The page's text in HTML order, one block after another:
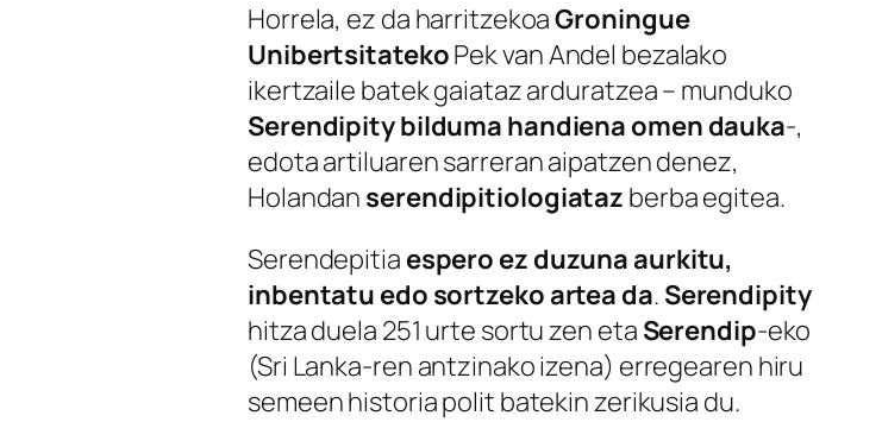
Horrela, ez da harritzekoaGroningue
UnibertsitatekoPek van Andel bezalako
ikertzaile batek gaiataz arduratzea – munduko
Serendipity bilduma handiena omen dauka-,
edota artiluaren sarreran aipatzen denez,
Holandan serendipitiologiataz berba egitea.
Serendepitia espero ez duzuna aurkitu,
inbentatu edo sortzeko artea da. Serendipity
hitza duela 251 urte sortu zen eta Serendip-eko
(Sri Lanka-ren antzinako izena) erregearen hiru
semeen historia polit batekin zerikusia du.